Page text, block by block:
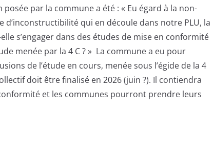
par la commune a été : « Eu égard à la non-
qui en découle dans notre PLU, la
s’engager dans des études de mise en conformité
menée par la 4 C ? » La commune a eu pour
de l’étude en cours, menée sous l’égide de la 4
doit être finalisé en 2026 (juin ?). Il contiendra
et les communes pourront prendre leurs